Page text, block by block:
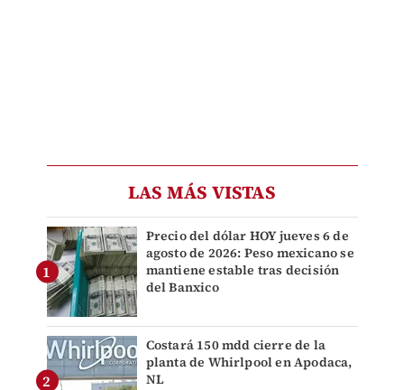
LAS MÁS VISTAS
Precio del dólar HOY jueves 6 de
agosto de 2026: Peso mexicano se
mantiene estable tras decisión
del Banxico
Costará 150 mdd cierre de la
planta de Whirlpool en Apodaca,
NL